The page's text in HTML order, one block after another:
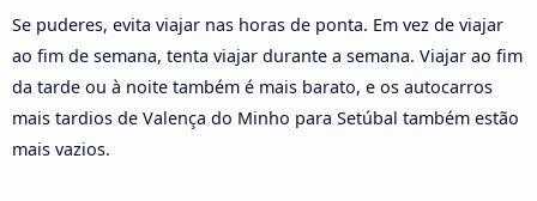
Se puderes, evita viajar nas horas de ponta. Em vez de viajar
ao fim de semana, tenta viajar durante a semana. Viajar ao fim
da tarde ou à noite também é mais barato, e os autocarros
mais tardios de Valença do Minho para Setúbal também estão
mais vazios.